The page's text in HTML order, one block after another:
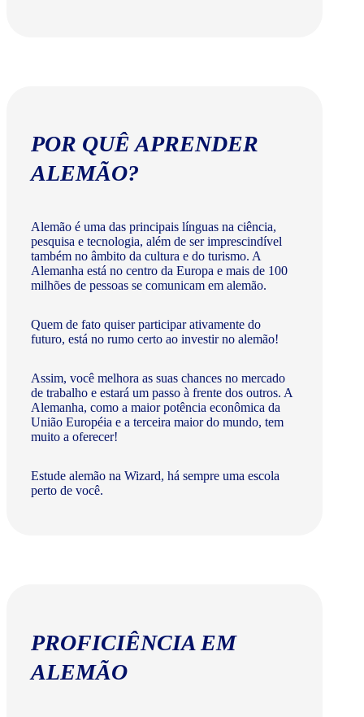
POR QUÊ APRENDER
ALEMÃO?
Alemão é uma das principais línguas na ciência,
pesquisa e tecnologia, além de ser imprescindível
também no âmbito da cultura e do turismo. A
Alemanha está no centro da Europa e mais de 100
milhões de pessoas se comunicam em alemão.
Quem de fato quiser participar ativamente do
futuro, está no rumo certo ao investir no alemão!
Assim, você melhora as suas chances no mercado
de trabalho e estará um passo à frente dos outros. A
Alemanha, como a maior potência econômica da
União Européia e a terceira maior do mundo, tem
muito a oferecer!​
Estude alemão na Wizard, há sempre uma escola
perto de você.
PROFICIÊNCIA EM
ALEMÃO